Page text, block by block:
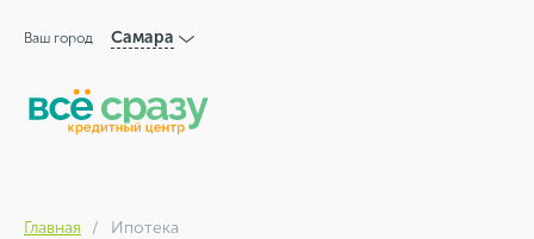
Ваш город Самара
Главная Ипотека